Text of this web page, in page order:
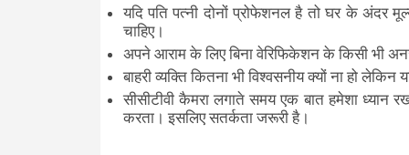
यदि पति पत्नी दोनों प्रोफेशनल है तो घर के अंदर
चाहिए।
अपने आराम के लिए बिना वेरिफिकेशन के किसी भी
बाहरी व्यक्ति कितना भी विश्वसनीय क्यों ना हो
सीसीटीवी कैमरा लगाते समय एक बात हमेशा ध्यान
करता। इसलिए सतर्कता जरूरी है।